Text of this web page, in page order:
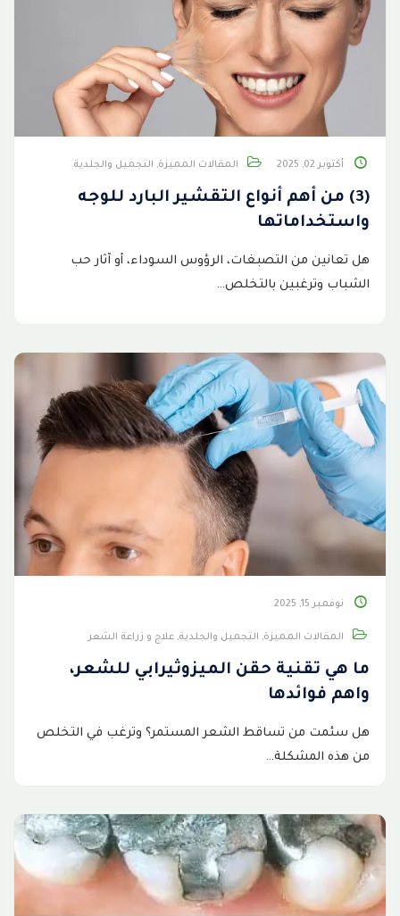
أكتوبر 02, 2025 المقالات المميزة, التجميل والجلدية
(3) من أهم أنواع التقشير البارد للوجه
واستخداماتها
هل تعانين من التصبغات، الرؤوس السوداء، أو آثار حب
الشباب وترغبين بالتخلص…
نوفمبر 15, 2025
المقالات المميزة, التجميل والجلدية, علاج و زراعة الشعر
ما هي تقنية حقن الميزوثيرابي للشعر،
واهم فوائدها
هل سئمت من تساقط الشعر المستمر؟ وترغب في التخلص
من هذه المشكلة…